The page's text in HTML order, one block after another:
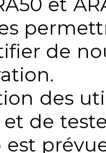
de
des
et de
est